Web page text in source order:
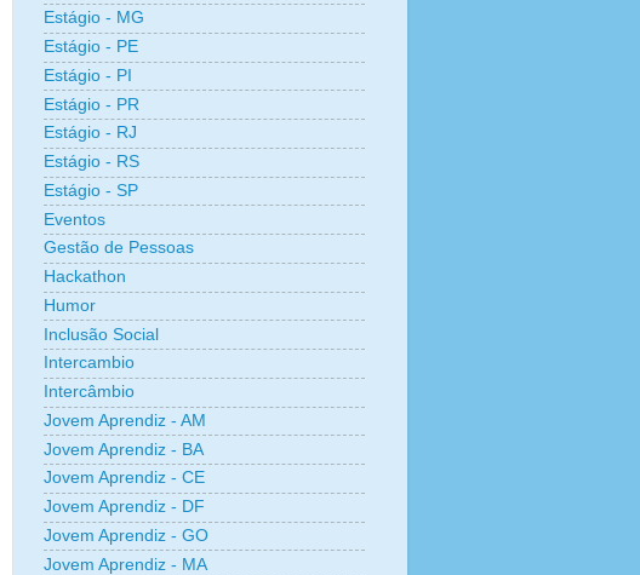
Estágio - MG
Estágio - PE
Estágio - PI
Estágio - PR
Estágio - RJ
Estágio - RS
Estágio - SP
Eventos
Gestão de Pessoas
Hackathon
Humor
Inclusão Social
Intercambio
Intercâmbio
Jovem Aprendiz - AM
Jovem Aprendiz - BA
Jovem Aprendiz - CE
Jovem Aprendiz - DF
Jovem Aprendiz - GO
Jovem Aprendiz - MA